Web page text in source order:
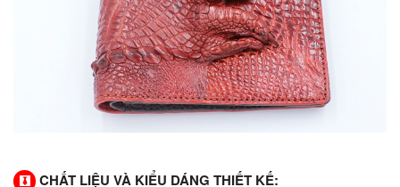
CHẤT LIỆU VÀ KIỂU DÁNG THIẾT KẾ: